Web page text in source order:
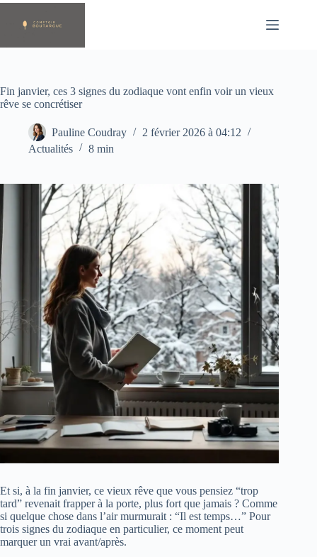
Passer
contenu
Fin janvier, ces 3 signes du zodiaque vont enfin voir un vieux
rêve se concrétiser
Pauline Coudray
2 février 2026 à 04:12
Actualités
8 min
Et si, à la fin janvier, ce vieux rêve que vous pensiez “trop
tard” revenait frapper à la porte, plus fort que jamais ? Comme
si quelque chose dans l’air murmurait : “Il est temps…” Pour
trois signes du zodiaque en particulier, ce moment peut
marquer un vrai avant/après.